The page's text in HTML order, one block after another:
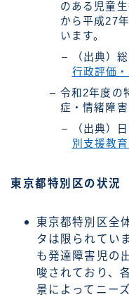
のある児童
から平成27
います。
（出典）
行政評価
令和2年度の
症・情緒障
（出典）
別支援教
東京都特別区の状況
東京都特別区全
タは限られてい
も発達障害児の
唆されており、
景によってニー